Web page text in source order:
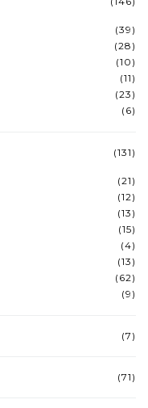
(39)
(28)
(10)
(11)
(23)
(6)
(131)
(21)
(12)
(13)
(15)
(4)
(13)
(62)
(9)
(7)
(71)